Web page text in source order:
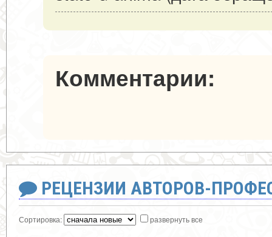
Комментарии:
РЕЦЕНЗИИ АВТОРОВ-
Сортировка: развернуть все